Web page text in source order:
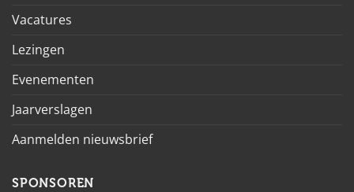
Vacatures
Lezingen
Evenementen
Jaarverslagen
Aanmelden nieuwsbrief
SPONSOREN